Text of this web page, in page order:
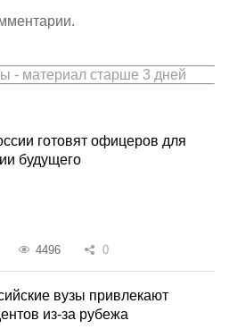
- материал старше 3 дней
готовят офицеров для
будущего
4496 0
вузы привлекают
из-за рубежа